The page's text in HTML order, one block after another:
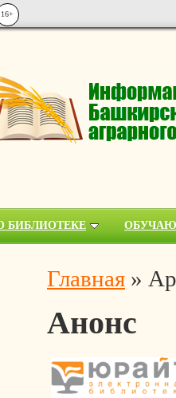
16+
БИБЛИОТЕКЕ
Главная »
Анонс